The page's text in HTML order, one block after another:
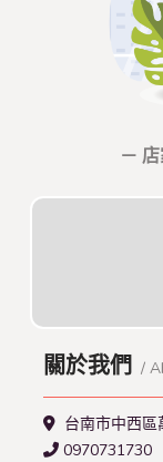
－
關於我們 /
台南市中西
0970731730